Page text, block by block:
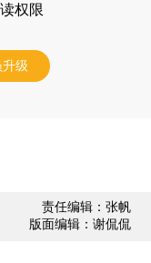
权限
级
责任编辑：张帆
版面编辑：谢侃侃